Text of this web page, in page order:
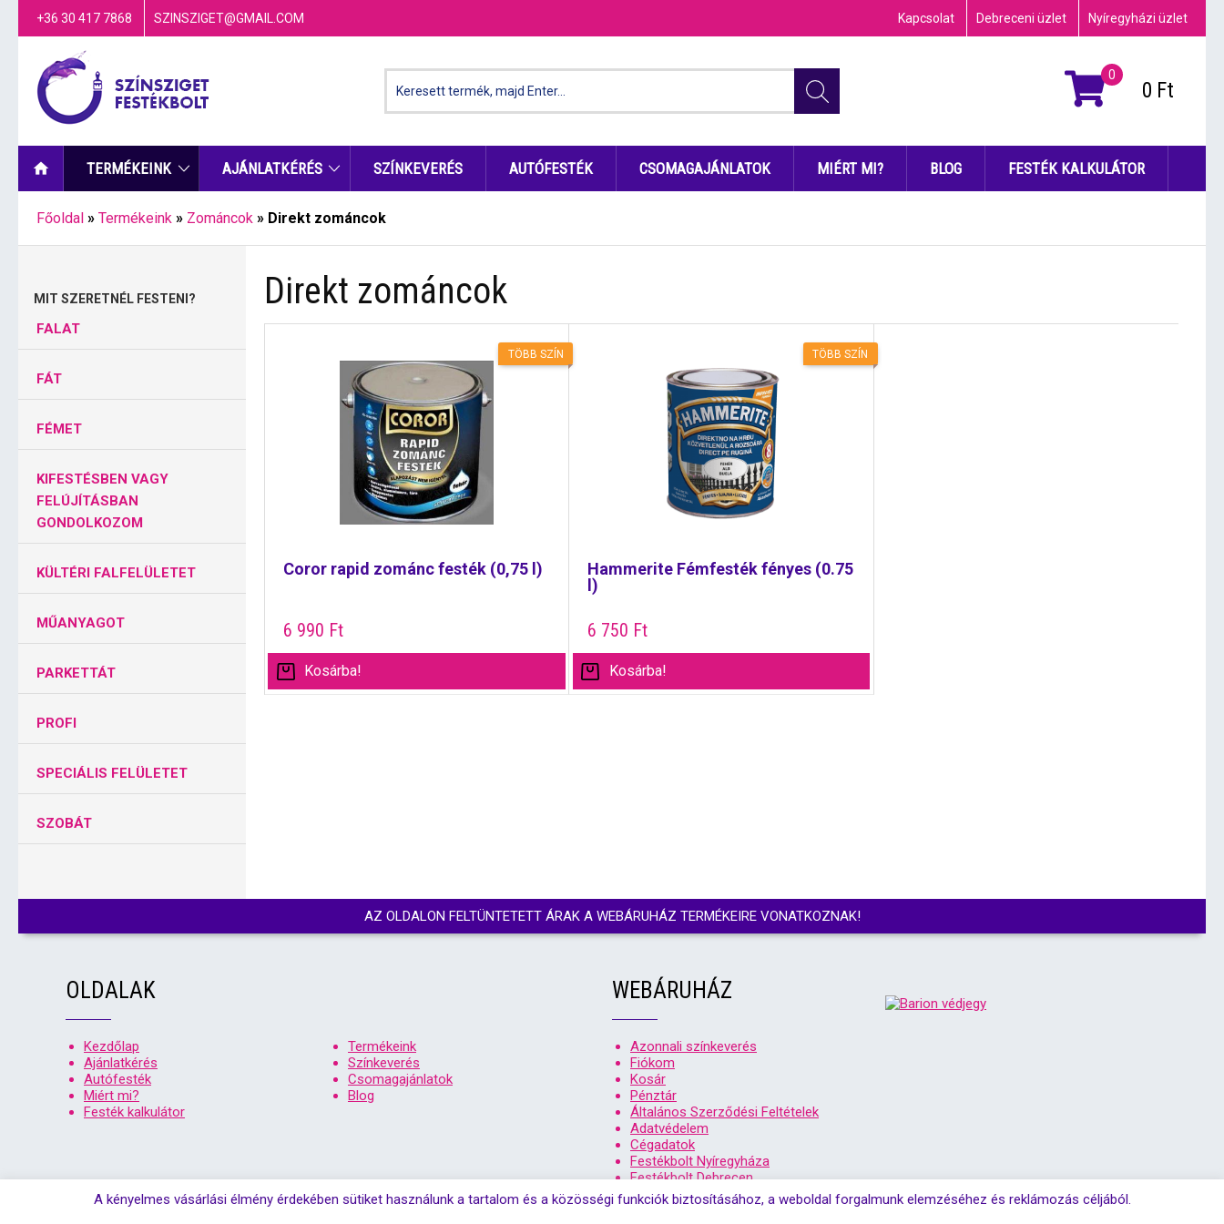
+36 30 417 7868 SZINSZIGET@GMAIL.COM Kapcsolat Debreceni üzlet Nyíregyházi üzlet
0
0 Ft
TERMÉKEINK AJÁNLATKÉRÉS SZÍNKEVERÉS AUTÓFESTÉK CSOMAGAJÁNLATOK MIÉRT MI? BLOG FESTÉK KALKULÁTOR
Főoldal » Termékeink » Zománcok » Direkt zománcok
MIT SZERETNÉL FESTENI?
FALAT
FÁT
FÉMET
KIFESTÉSBEN VAGY
FELÚJÍTÁSBAN
GONDOLKOZOM
KÜLTÉRI FALFELÜLETET
MŰANYAGOT
PARKETTÁT
PROFI
SPECIÁLIS FELÜLETET
SZOBÁT
Direkt zománcok
TÖBB SZÍN
Coror rapid zománc festék (0,75 l)
6 990 Ft
Kosárba!
TÖBB SZÍN
Hammerite Fémfesték fényes (0.75
l)
6 750 Ft
Kosárba!
AZ OLDALON FELTÜNTETETT ÁRAK A WEBÁRUHÁZ TERMÉKEIRE VONATKOZNAK!
OLDALAK
Kezdőlap
Termékeink
Ajánlatkérés
Színkeverés
Autófesték
Csomagajánlatok
Miért mi?
Blog
Festék kalkulátor
WEBÁRUHÁZ
Azonnali színkeverés
Fiókom
Kosár
Pénztár
Általános Szerződési Feltételek
Adatvédelem
Cégadatok
Festékbolt Nyíregyháza
Festékbolt Debrecen
A kényelmes vásárlási élmény érdekében sütiket használunk a tartalom és a közösségi funkciók biztosításához, a weboldal forgalmunk elemzéséhez és reklámozás céljából.